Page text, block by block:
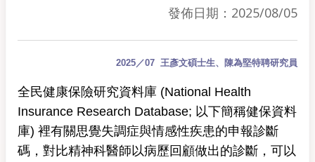
發佈日期：2025/08/05
2025／07 王彥文碩士生、陳為堅特聘研究員
全民健康保險研究資料庫 (National Health
Insurance Research Database; 以下簡稱健保資料
庫) 裡有關思覺失調症與情感性疾患的申報診斷
碼，對比精神科醫師以病歷回顧做出的診斷，可以